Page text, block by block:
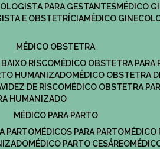
PARA GESTANTES
MÉDICO
E OBSTETRÍCIA
MÉDICO
MÉDICO OBSTETRA
BAIXO RISCO
MÉDICO OBSTETRA
HUMANIZADO MÉDICO OBSTETRA
DE RISCO
MÉDICO OBSTETRA
HUMANIZADO
MÉDICO PARA PARTO
PARTO MÉDICOS PARA PARTO
MÉDICO PARTO CESÁREO